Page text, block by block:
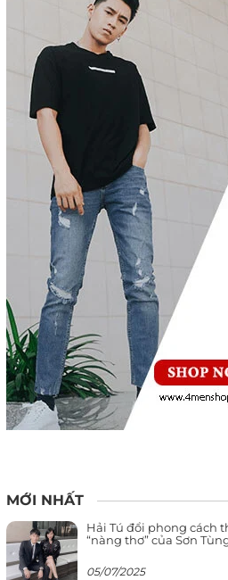
MỚI NHẤT
Hải Tú đổi phong cách
“nàng thơ” của Sơn
05/07/2025